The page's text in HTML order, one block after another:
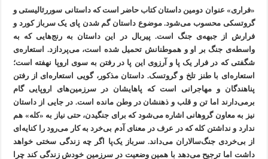
«فراری» عنوان دومین داستان کتاب حاضر است که داستانی سوررئالیستی و
گروتسکی محسوب می‌شود. موضوع داستان گم شدن پای یک سرباز کورد و
فرارش از جبهه‌ی جنگ است. پیربال در این داستان به رنج‌هایی که به
واسطه‌ی جنگ بر او و هموطنانش تحمیل شده است، می‌پردازد. استعاره‌ی
شگفتی که در فرار یک پا و آرزوی این پا در رفتن به سوی اروپا نهفته است؛
استعاره‌ای با طنز تلخ و گروتسک. داستان مذکور، گویی استعاره‌ای از رفتن
پناهندگان و مهاجرانی است که پاهایشان در سرزمین‌های اروپایی گام
برمی‌دارند اما تن و قلب و ذهنشان در وطن مانده است. در جایی از داستان
نیز به معاون گروهانی اشاره می‌شود که برای جنگیدن، حتی نیاز به «کله» هم
ندارد و نداشتن کله که در عرف در معنای آدم بی‌خرد به کار می‌رود را کنایه‌ای
از بی‌خردی جنگ‌سالاران می‌داند. سرباز یک‌پا اگر چه زندگی سختی خواهد
داشت اما ترجیح می‌دهد با همین وضعیت در سرزمین خودش زندگی کند چرا